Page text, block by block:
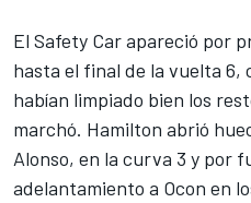
El Safety Car apareció por
hasta el final de la vuelta 6,
habían limpiado bien los
marchó. Hamilton abrió
Alonso, en la curva 3 y por
adelantamiento a Ocon en